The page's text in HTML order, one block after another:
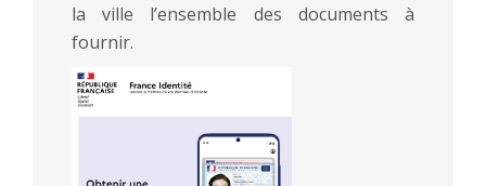
la ville l’ensemble des documents à
fournir.